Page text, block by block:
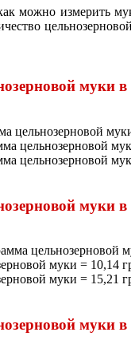
можно измерить
муки
цельнозерновой
цельнозерновой
цельнозерновой
муки в
цельнозерновой
муки = 10,14
муки = 15,21
муки в